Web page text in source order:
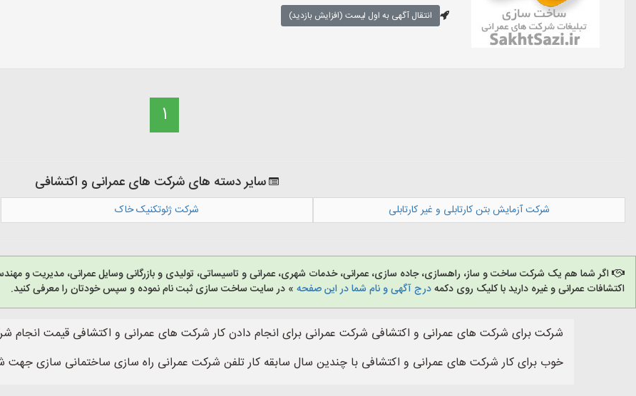
انتقال آگهی به اول لیست (افزایش بازدید)
1
سایر دسته های شرکت های عمرانی و اکتشافی
شرکت آزمایش بتن کارتابلی و غیر کارتابلی شرکت ژئوتکنیک خاک
اگر شما هم یک شرکت ساخت و ساز، راهسازی، جاده سازی، عمرانی، خدمات شهری، عمرانی و تاسیساتی، تولیدی و بازرگانی وسایل عمرانی، مدیریت و
اکتشافات عمرانی و غیره دارید با کلیک روی دکمهدرج آگهی و نام شما در این صفحه » در سایت ساخت سازی ثبت نام نموده و سپس خودتان را معرفی کنید.
شرکت برای شرکت های عمرانی و اکتشافی شرکت عمرانی برای انجام دادن کار شرکت های عمرانی و اکتشافی قیمت
خوب برای کار شرکت های عمرانی و اکتشافی با چندین سال سابقه کار تلفن شرکت عمرانی راه سازی ساختمانی سازی